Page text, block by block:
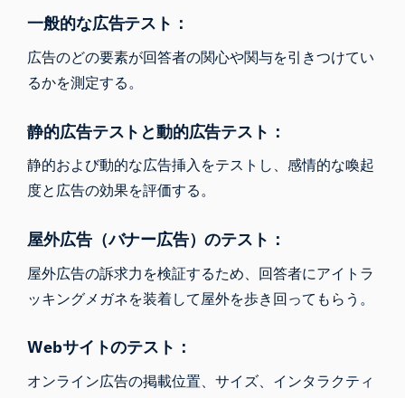
一般的な広告テスト：
広告のどの要素が回答者の関心や関与を引きつけてい
るかを測定する。
静的広告テストと動的広告テスト：
静的および動的な広告挿入をテストし、感情的な喚起
度と広告の効果を評価する。
屋外広告（バナー広告）のテスト：
屋外広告の訴求力を検証するため、回答者にアイトラ
ッキングメガネを装着して屋外を歩き回ってもらう。
Webサイトのテスト：
オンライン広告の掲載位置、サイズ、インタラクティ